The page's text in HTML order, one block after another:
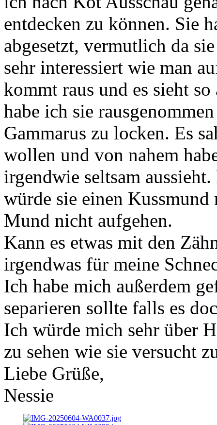
entdecken zu können. Sie
abgesetzt, vermutlich da
sehr interessiert wie man
kommt raus und es sieht so
habe ich sie
Gammarus zu locken. Es
wollen und von nahem
irgendwie seltsam
würde sie einen Kussmund
Mund nicht aufgehen.
Kann es etwas mit den
irgendwas für meine
Ich habe mich außerdem
separieren sollte falls es
Ich würde mich sehr über
zu sehen wie sie versucht
Liebe Grüße,
Nessie